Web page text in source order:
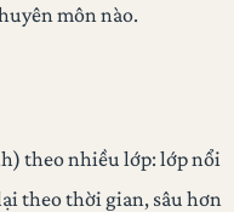
môn nào.
theo nhiều lớp: lớp nổi
theo thời gian, sâu hơn